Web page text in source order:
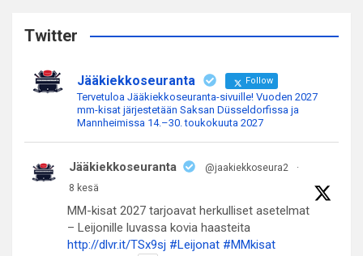
c
Twitter
Jääkiekkoseuranta Follow
Tervetuloa Jääkiekkoseuranta-sivuille! Vuoden 2027
mm-kisat järjestetään Saksan Düsseldorfissa ja
Mannheimissa 14.–30. toukokuuta 2027
Jääkiekkoseuranta @jaakiekkoseura2
·
8 kesä
MM-kisat 2027 tarjoavat herkulliset asetelmat
– Leijonille luvassa kovia haasteita
http://dlvr.it/TSx9sj #Leijonat #MMkisat